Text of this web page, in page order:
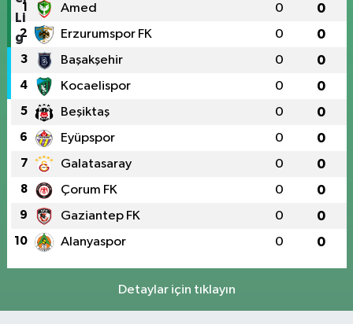
1 Amed 0 0
2 Erzurumspor FK 0 0
3 Başakşehir 0 0
4 Kocaelispor 0 0
5 Beşiktaş 0 0
6 Eyüpspor 0 0
7 Galatasaray 0 0
8 Çorum FK 0 0
9 Gaziantep FK 0 0
10 Alanyaspor 0 0
Detaylar için tıklayın